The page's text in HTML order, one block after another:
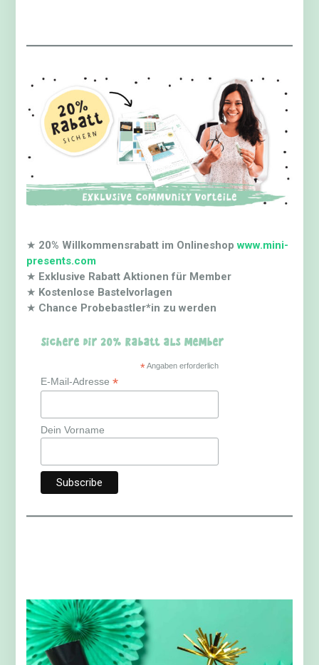
★ 20% Willkommensrabatt im Onlineshopwww.mini-
presents.com
★ Exklusive Rabatt Aktionen für Member
★ Kostenlose Bastelvorlagen
★ Chance Probebastler*in zu werden
Sichere dir 20% Rabatt als Member
*Angaben erforderlich
E-Mail-Adresse*
Dein Vorname